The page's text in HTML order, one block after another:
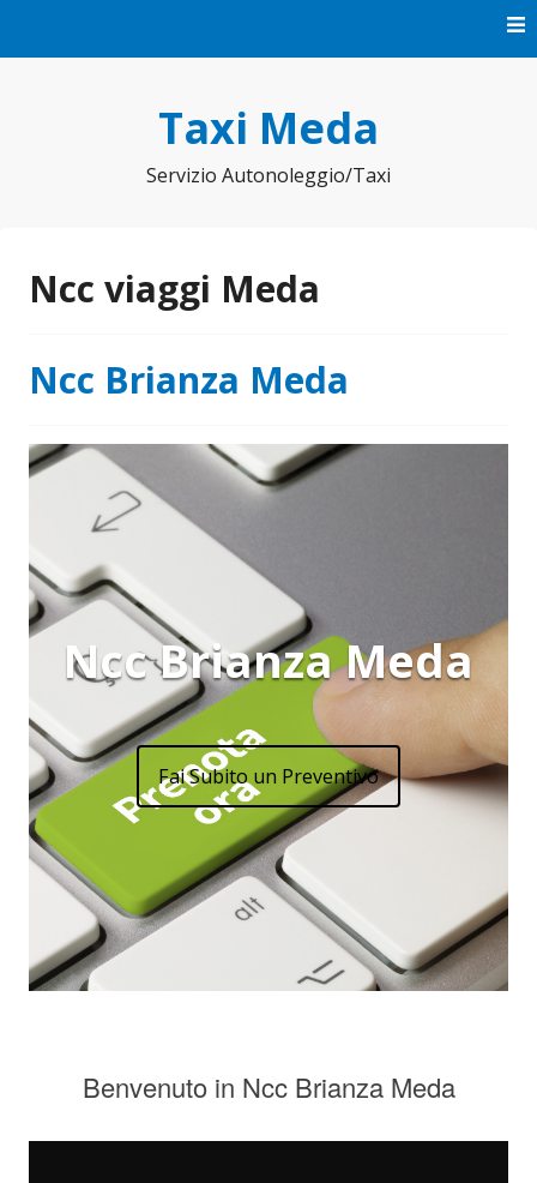
Taxi Meda
Servizio Autonoleggio/Taxi
Ncc viaggi Meda
Ncc Brianza Meda
Ncc Brianza Meda
Fai Subito un Preventivo
Benvenuto in Ncc Brianza Meda